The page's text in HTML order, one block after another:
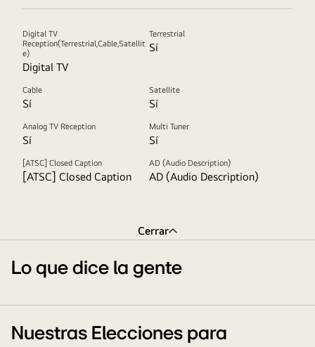
Digital TV
Reception(Terrestrial,Cable,Satellit
e)
Digital TV
Terrestrial
Sí
Cable
Sí
Satellite
Sí
Analog TV Reception
Sí
Multi Tuner
Sí
[ATSC] Closed Caption
[ATSC] Closed Caption
AD (Audio Description)
AD (Audio Description)
Cerrar
Lo que dice la gente
Nuestras Elecciones para